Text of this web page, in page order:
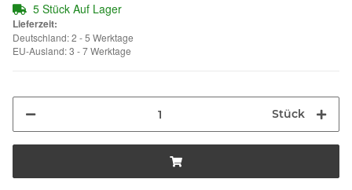
5 Stück Auf Lager
Lieferzeit:
Deutschland: 2 - 5 Werktage
EU-Ausland: 3 - 7 Werktage
Stück